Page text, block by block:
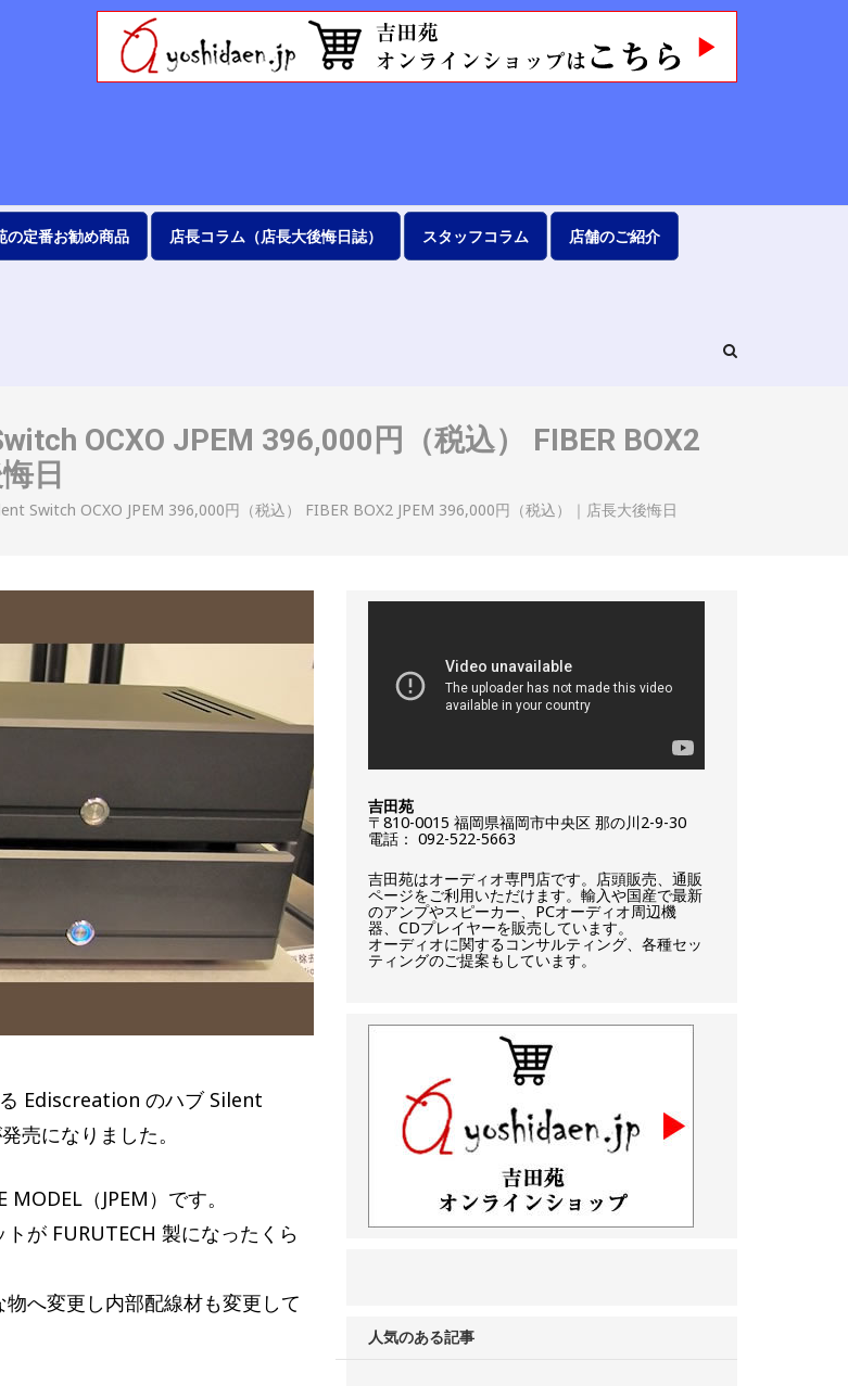
の定番お勧め商品 店長コラム（店長大後悔日誌） スタッフコラム 店舗のご紹介
OCXO JPEM 396,000円（税込） FIBER BOX2
日
Switch OCXO JPEM 396,000円（税込） FIBER BOX2 JPEM 396,000円（税込）｜店長大後悔日
Ediscreation のハブ Silent
売になりました。
（JPEM）です。
が FURUTECH 製になったくら
へ変更し内部配線材も変更して
吉田苑
〒810-0015 福岡県福岡市中央区 那の川2-9-30
電話： 092-522-5663
吉田苑はオーディオ専門店です。店頭販売、通販
ページをご利用いただけます。輸入や国産で最新
のアンプやスピーカー、PCオーディオ周辺機
器、CDプレイヤーを販売しています。
オーディオに関するコンサルティング、各種セッ
ティングのご提案もしています。
人気のある記事